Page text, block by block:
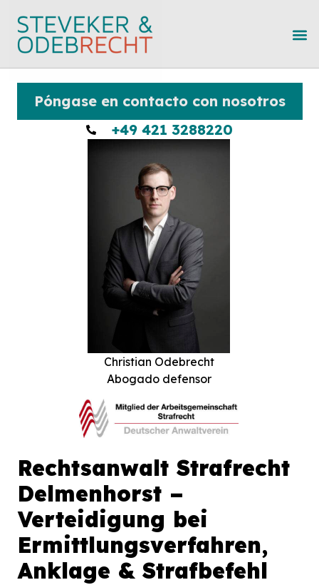
Póngase en contacto con nosotros
+49 421 3288220
Christian Odebrecht
Abogado defensor
Rechtsanwalt Strafrecht
Delmenhorst –
Verteidigung bei
Ermittlungsverfahren,
Anklage & Strafbefehl